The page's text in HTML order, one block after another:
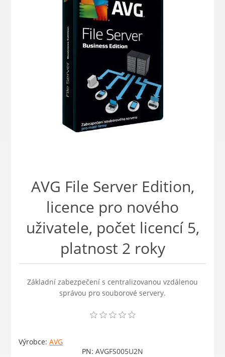
AVG File Server Edition,
licence pro nového
uživatele, počet licencí 5,
platnost 2 roky
Základní zabezpečení s centralizovanou vzdálenou
správou pro souborové servery.
Výrobce: AVG
PN: AVGFS005U2N